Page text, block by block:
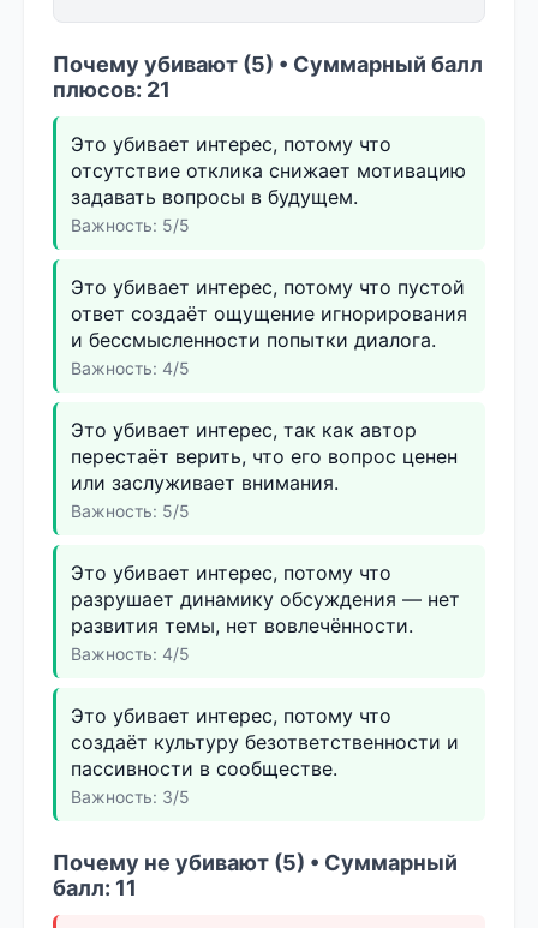
Почему убивают (5) • Суммарный балл
плюсов: 21
Это убивает интерес, потому что
отсутствие отклика снижает мотивацию
задавать вопросы в будущем.
Важность: 5/5
Это убивает интерес, потому что пустой
ответ создаёт ощущение игнорирования
и бессмысленности попытки диалога.
Важность: 4/5
Это убивает интерес, так как автор
перестаёт верить, что его вопрос ценен
или заслуживает внимания.
Важность: 5/5
Это убивает интерес, потому что
разрушает динамику обсуждения — нет
развития темы, нет вовлечённости.
Важность: 4/5
Это убивает интерес, потому что
создаёт культуру безответственности и
пассивности в сообществе.
Важность: 3/5
Почему не убивают (5) • Суммарный
балл: 11